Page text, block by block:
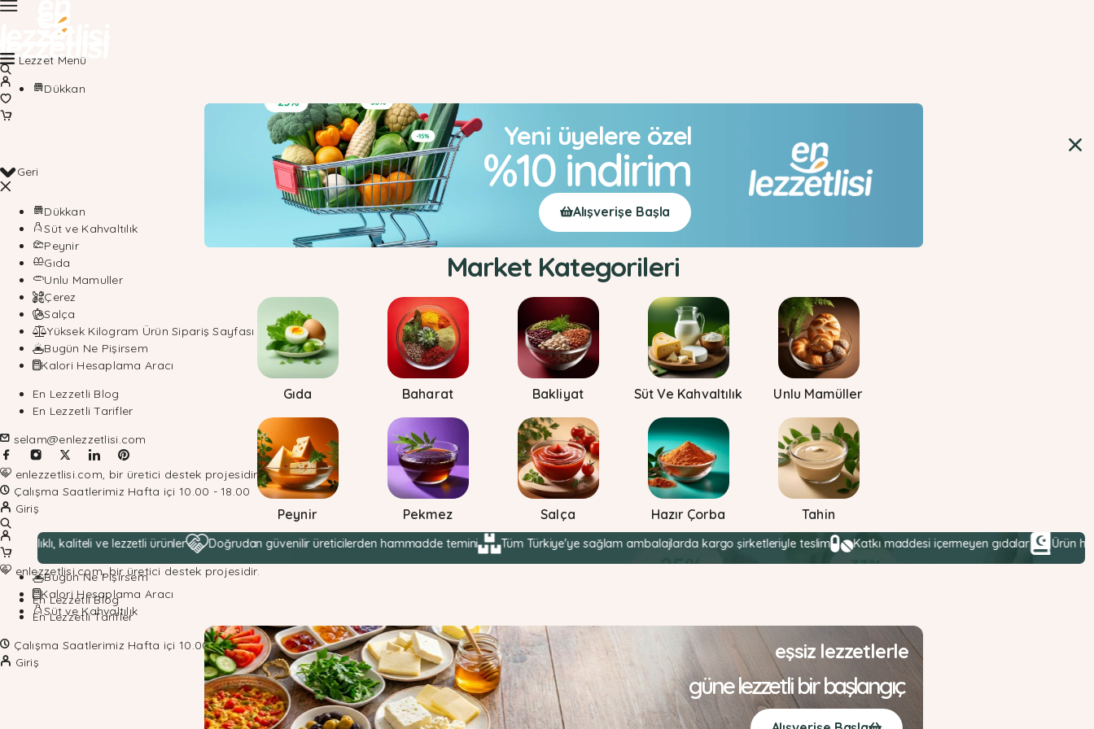
Geri
Dükkan
Süt ve Kahvaltılık
Peynir
Gıda
Unlu Mamuller
Çerez
Salça
Yüksek Kilogram Ürün Sipariş Sayfası
Bugün Ne Pişirsem
Kalori Hesaplama Aracı
En Lezzetli Blog
En Lezzetli Tarifler
selam@enlezzetlisi.com
enlezzetlisi.com, bir üretici destek projesidir.
Çalışma Saatlerimiz Hafta içi 10.00 - 18.00
Giriş
enlezzetlisi.com, bir üretici destek projesidir.
En Lezzetli Blog
En Lezzetli Tarifler
Çalışma Saatlerimiz Hafta içi 10.00 - 18.00
Giriş
Lezzet Menü
Dükkan
Yeni üyelere özel
%10 indirim
Alışverişe Başla
Market Kategorileri
Gıda Baharat Bakliyat Süt Ve Kahvaltılık Unlu Mamüller
Peynir Pekmez Salça Hazır Çorba Tahin
kaliteli ve lezzetli ürünler Doğrudan güvenilir üreticilerden hammadde temini Tüm Türkiye'ye sağlam ambalajlarda kargo şirketleriyle teslim Katkı maddesi içermeyen gıdalar Ürün helalliği
Bugün Ne Pişirsem
Kalori Hesaplama Aracı
Süt ve Kahvaltılık
eşsiz lezzetlerle
güne lezzetli bir başlangıç